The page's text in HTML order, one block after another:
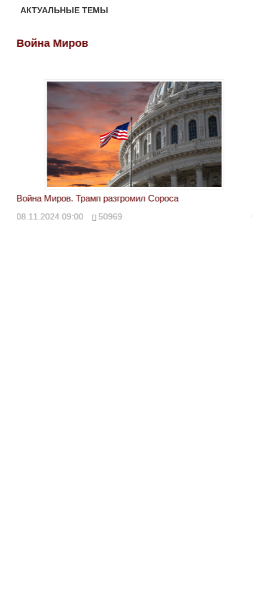
АКТУАЛЬНЫЕ ТЕМЫ
Война Миров
Война Миров. Трамп разгромил Сороса
08.11.2024 09:00 50969